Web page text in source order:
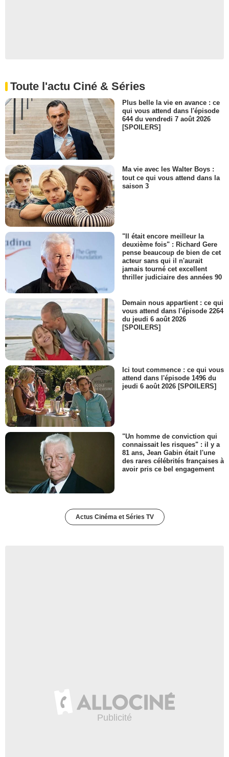
Toute l'actu Ciné & Séries
Plus belle la vie en avance : ce
qui vous attend dans l'épisode
644 du vendredi 7 août 2026
[SPOILERS]
Ma vie avec les Walter Boys :
tout ce qui vous attend dans la
saison 3
"Il était encore meilleur la
deuxième fois" : Richard Gere
pense beaucoup de bien de cet
acteur sans qui il n'aurait
jamais tourné cet excellent
thriller judiciaire des années 90
Demain nous appartient : ce qui
vous attend dans l'épisode 2264
du jeudi 6 août 2026
[SPOILERS]
Ici tout commence : ce qui vous
attend dans l'épisode 1496 du
jeudi 6 août 2026 [SPOILERS]
"Un homme de conviction qui
connaissait les risques" : il y a
81 ans, Jean Gabin était l'une
des rares célébrités françaises à
avoir pris ce bel engagement
Actus Cinéma et Séries TV